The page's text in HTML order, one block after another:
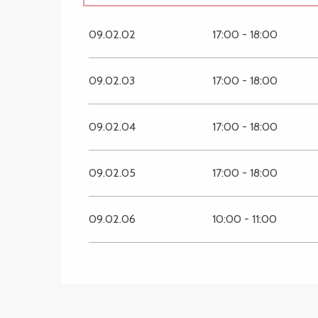
09.02.02 17:00 - 18:00
09.02.03 17:00 - 18:00
09.02.04 17:00 - 18:00
09.02.05 17:00 - 18:00
09.02.06 10:00 - 11:00